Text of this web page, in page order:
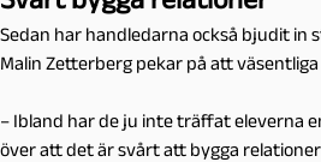
Sedan har handledarna också bjudit in
Malin Zetterberg pekar på att
– Ibland har de ju inte träffat eleverna
över att det är svårt att bygga relationer